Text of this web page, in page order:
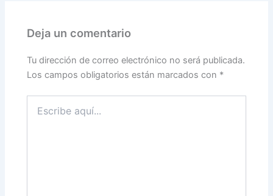
Deja un comentario
Tu dirección de correo electrónico no será publicada.
Los campos obligatorios están marcados con *
aquí...